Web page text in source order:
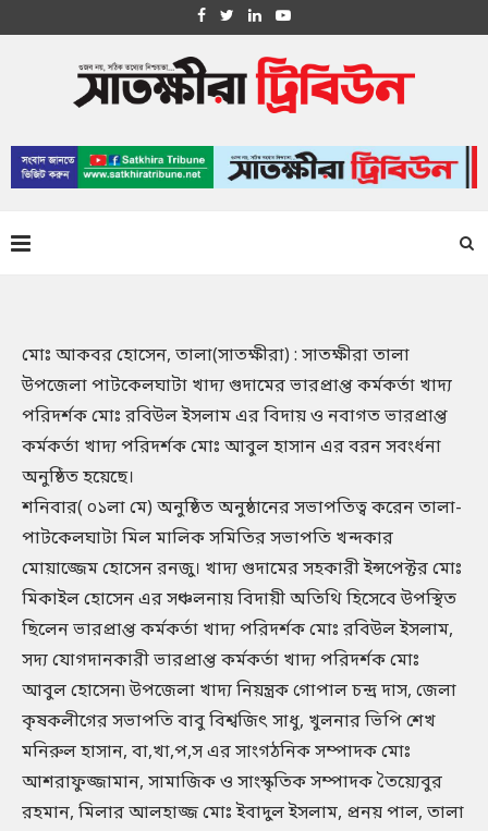
মোঃ আকবর হোসেন, তালা(সাতক্ষীরা) : সাতক্ষীরা তালা
উপজেলা পাটকেলঘাটা খাদ্য গুদামের ভারপ্রাপ্ত কর্মকর্তা খাদ্য
পরিদর্শক মোঃ রবিউল ইসলাম এর বিদায় ও নবাগত ভারপ্রাপ্ত
কর্মকর্তা খাদ্য পরিদর্শক মোঃ আবুল হাসান এর বরন সবংর্ধনা
অনুষ্ঠিত হয়েছে।
শনিবার( ০১লা মে) অনুষ্ঠিত অনুষ্ঠানের সভাপতিত্ব করেন তালা-
পাটকেলঘাটা মিল মালিক সমিতির সভাপতি খন্দকার
মোয়াজ্জেম হোসেন রনজু। খাদ্য গুদামের সহকারী ইন্সপেক্টর মোঃ
মিকাইল হোসেন এর সঞ্চলনায় বিদায়ী অতিথি হিসেবে উপস্থিত
ছিলেন ভারপ্রাপ্ত কর্মকর্তা খাদ্য পরিদর্শক মোঃ রবিউল ইসলাম,
সদ্য যোগদানকারী ভারপ্রাপ্ত কর্মকর্তা খাদ্য পরিদর্শক মোঃ
আবুল হোসেন৷ উপজেলা খাদ্য নিয়ন্ত্রক গোপাল চন্দ্র দাস, জেলা
কৃষকলীগের সভাপতি বাবু বিশ্বজিৎ সাধু, খুলনার ভিপি শেখ
মনিরুল হাসান, বা,খা,প,স এর সাংগঠনিক সম্পাদক মোঃ
আশরাফুজ্জামান, সামাজিক ও সাংস্কৃতিক সম্পাদক তৈয়্যেবুর
রহমান, মিলার আলহাজ্জ মোঃ ইবাদুল ইসলাম, প্রনয় পাল, তালা